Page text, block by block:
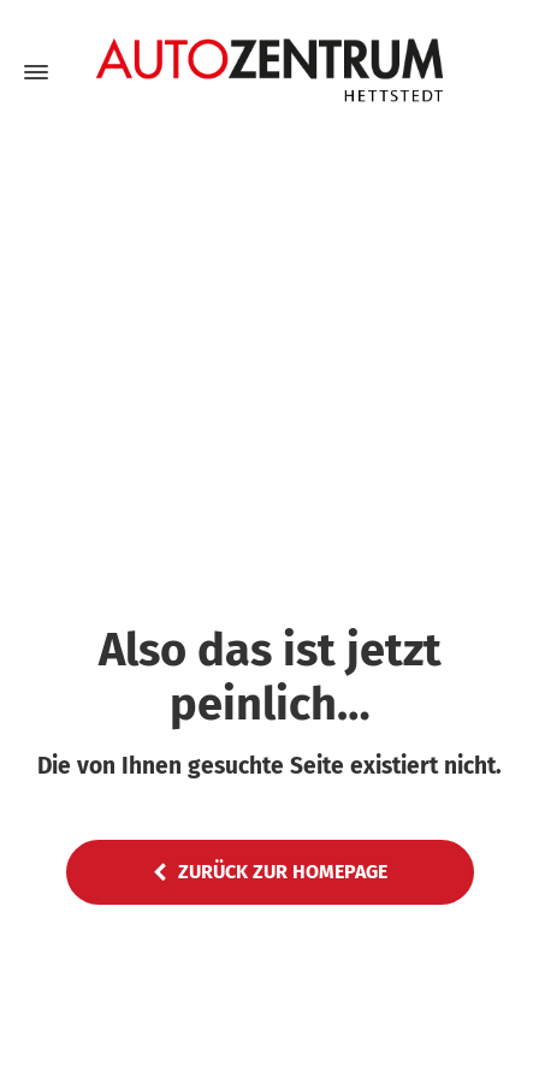
Also das ist jetzt
peinlich…
Die von Ihnen gesuchte Seite existiert nicht.
ZURÜCK ZUR HOMEPAGE